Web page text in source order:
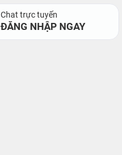
Chat trực tuyến
ĐĂNG NHẬP NGAY